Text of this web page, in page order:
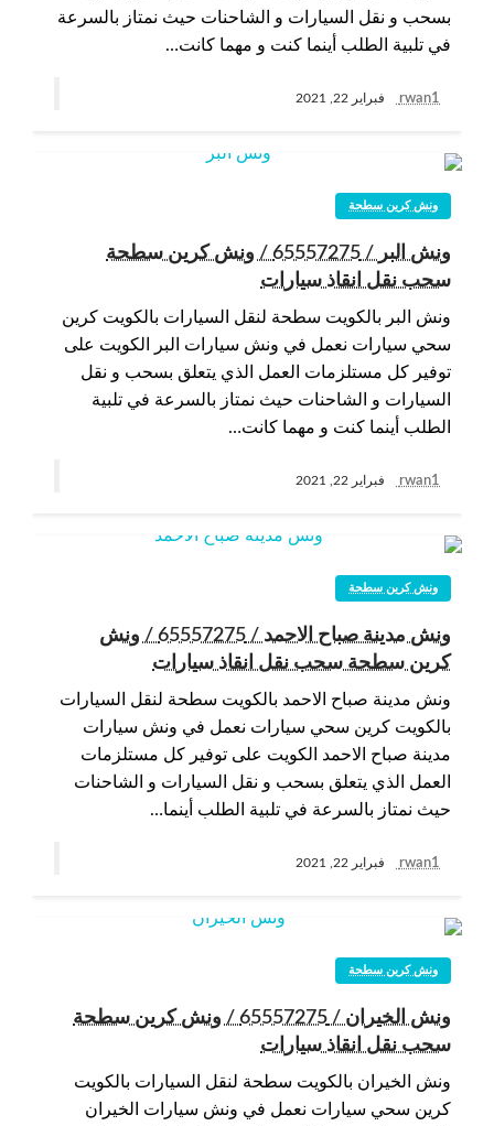
بسحب و نقل السيارات و الشاحنات حيث نمتاز بالسرعة
في تلبية الطلب أينما كنت و مهما كانت…
rwan1 فبراير 22, 2021
ونش كرين سطحة
ونش البر / 65557275 / ونش كرين سطحة
سحب نقل انقاذ سيارات
ونش البر بالكويت سطحة لنقل السيارات بالكويت كرين
سحي سيارات نعمل في ونش سيارات البر الكويت على
توفير كل مستلزمات العمل الذي يتعلق بسحب و نقل
السيارات و الشاحنات حيث نمتاز بالسرعة في تلبية
الطلب أينما كنت و مهما كانت…
rwan1 فبراير 22, 2021
ونش كرين سطحة
ونش مدينة صباح الاحمد / 65557275 / ونش
كرين سطحة سحب نقل انقاذ سيارات
ونش مدينة صباح الاحمد بالكويت سطحة لنقل السيارات
بالكويت كرين سحي سيارات نعمل في ونش سيارات
مدينة صباح الاحمد الكويت على توفير كل مستلزمات
العمل الذي يتعلق بسحب و نقل السيارات و الشاحنات
حيث نمتاز بالسرعة في تلبية الطلب أينما…
rwan1 فبراير 22, 2021
ونش كرين سطحة
ونش الخيران / 65557275 / ونش كرين سطحة
سحب نقل انقاذ سيارات
ونش الخيران بالكويت سطحة لنقل السيارات بالكويت
كرين سحي سيارات نعمل في ونش سيارات الخيران